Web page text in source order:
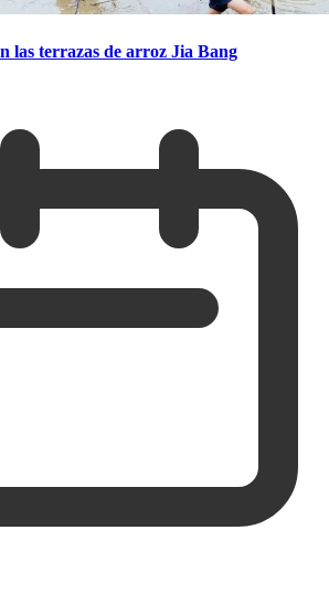
las terrazas de arroz Jia Bang